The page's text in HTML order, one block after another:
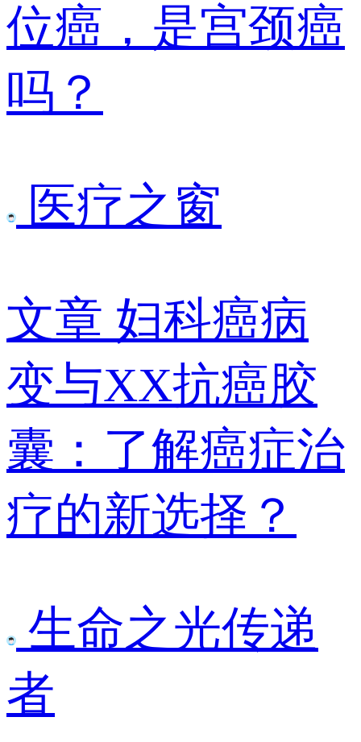
位癌，是宫颈癌
吗？
医疗之窗
文章 妇科癌病
变与XX抗癌胶
囊：了解癌症治
疗的新选择？
生命之光传递
者